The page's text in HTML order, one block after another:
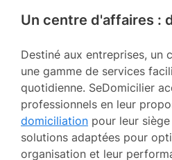
Un centre d'affaires :
Destiné aux entreprises, un
une gamme de services
quotidienne. SeDomicilier
professionnels en leur
domiciliation pour leur
solutions adaptées pour
organisation et leur